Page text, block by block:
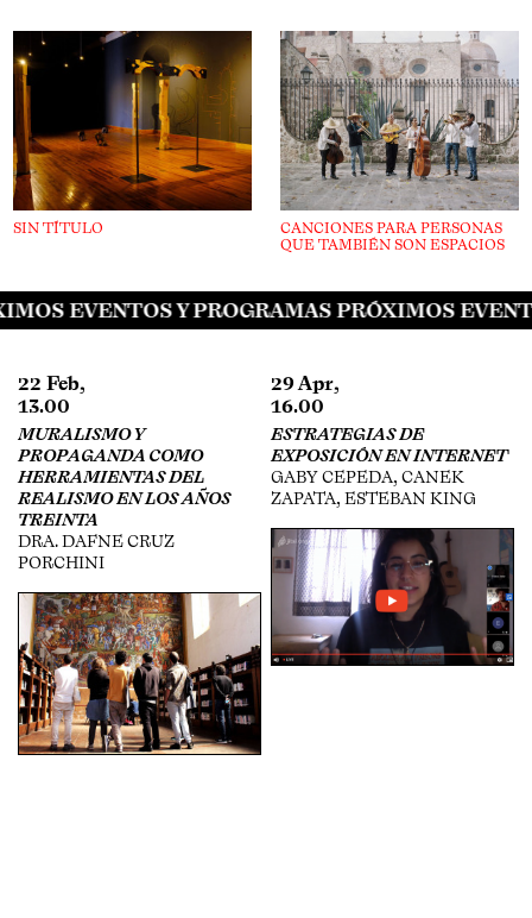
SIN TÍTULO
CANCIONES PARA PERSONAS
QUE TAMBIÉN SON ESPACIOS
EVENTOS Y PROGRAMAS PRÓXIMOS
22 Feb,
13.00
MURALISMO Y
PROPAGANDA COMO
HERRAMIENTAS DEL
REALISMO EN LOS AÑOS
TREINTA
DRA. DAFNE CRUZ
PORCHINI
29 Apr,
16.00
ESTRATEGIAS DE
EXPOSICIÓN EN INTERNET
GABY CEPEDA, CANEK
ZAPATA, ESTEBAN KING